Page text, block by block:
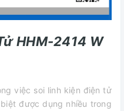
HHM-2414 W
việc soi linh kiện điện tử
được dụng nhiều trong